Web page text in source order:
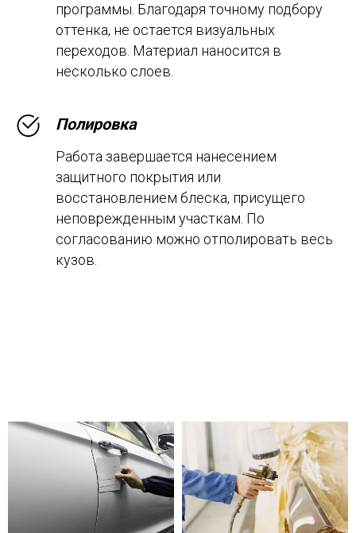
программы. Благодаря точному подбору
оттенка, не остается визуальных
переходов. Материал наносится в
несколько слоев.
Полировка
Работа завершается нанесением
защитного покрытия или
восстановлением блеска, присущего
неповрежденным участкам. По
согласованию можно отполировать весь
кузов.